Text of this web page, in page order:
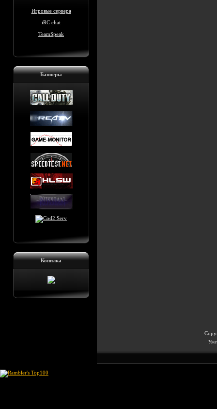
Игровые сервера
iRC chat
TeamSpeak
Баннеры
Копилка
Уже